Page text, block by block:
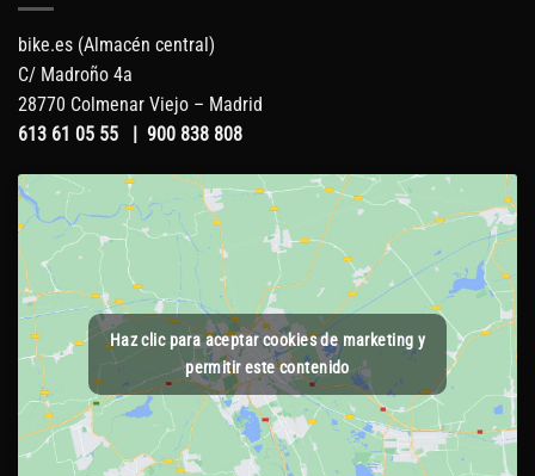
bike.es (Almacén central)
C/ Madroño 4a
28770 Colmenar Viejo – Madrid
613 61 05 55
900 838 808
Haz clic para aceptar cookies de marketing y
permitir este contenido